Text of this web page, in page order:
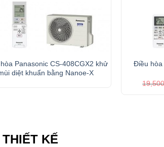
Panasonic CS-408CGX2 khử
diệt khuẩn bằng Nanoe-X
Điều hòa
KẾ